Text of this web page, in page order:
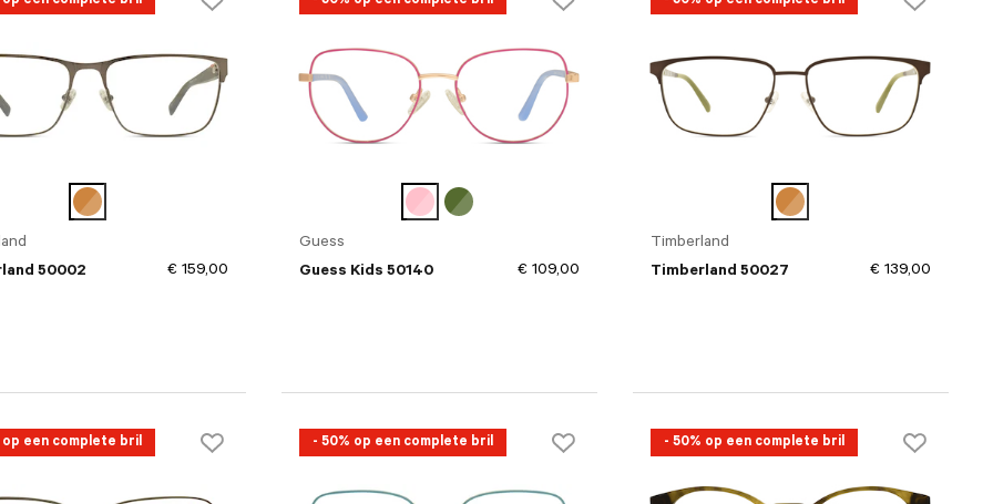
50002
€ 159,00
Guess
Guess Kids 50140
€ 109,00
Timberland
Timberland 50027
€ 139,00
op een complete bril - 50% op een complete bril - 50% op een complete bril